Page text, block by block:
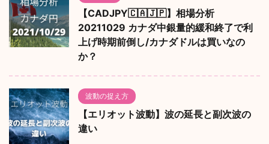
【CADJPY🇨🇦🇯🇵】相場分析
20211029 カナダ中銀量的緩和終了で利
上げ時期前倒し/カナダドルは買いなの
か？
波動の捉え方
【エリオット波動】波の延長と副次波の
違い